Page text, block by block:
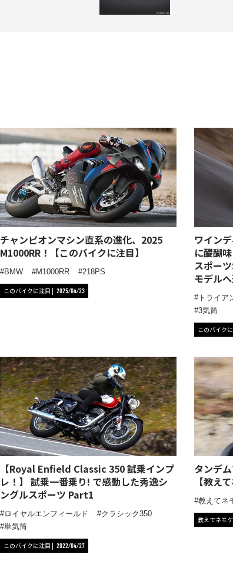
チャンピオンマシン直系の進化、2025
M1000RR！【このバイクに注目】
BMW M1000RR 218PS
このバイクに注目 2025/04/23
ワイン
に醍醐
スポー
モデル
トライア
3気筒
このバイク
【Royal Enfield Classic 350 試乗インプ
レ！】 試乗一番乗り! で感動した秀逸シ
ングルスポーツ Part1
ロイヤルエンフィールド
クラシック350
単気筒
このバイクに注目 2022/04/27
タンデ
【教え
教えてネ
教えてネモ